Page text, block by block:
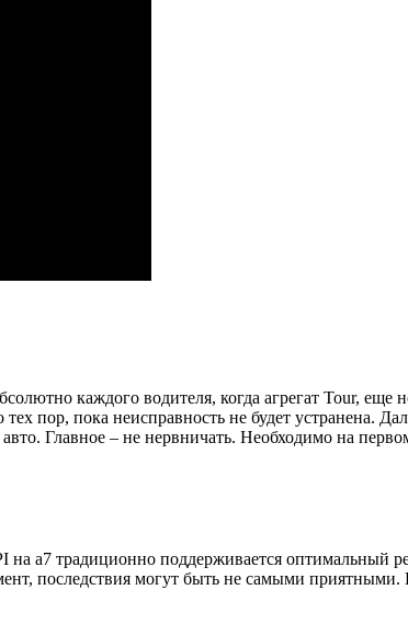
каждого водителя, когда агрегат Tour,
пор, пока неисправность не будет устранена.
Главное – не нервничать. Необходимо на
а7 традиционно поддерживается оптимальный
последствия могут быть не самыми